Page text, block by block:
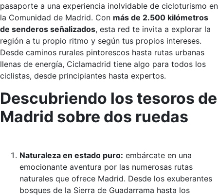
pasaporte a una experiencia inolvidable de cicloturismo en
la Comunidad de Madrid. Con más de 2.500 kilómetros
de senderos señalizados, esta red te invita a explorar la
región a tu propio ritmo y según tus propios intereses.
Desde caminos rurales pintorescos hasta rutas urbanas
llenas de energía, Ciclamadrid tiene algo para todos los
ciclistas, desde principiantes hasta expertos.
Descubriendo los tesoros de
Madrid sobre dos ruedas
Naturaleza en estado puro: embárcate en una
emocionante aventura por las numerosas rutas
naturales que ofrece Madrid. Desde los exuberantes
bosques de la Sierra de Guadarrama hasta los